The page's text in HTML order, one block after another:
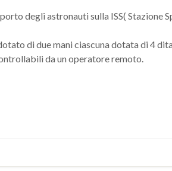
degli astronauti sulla ISS( Stazione
di due mani ciascuna dotata di 4
da un operatore remoto.